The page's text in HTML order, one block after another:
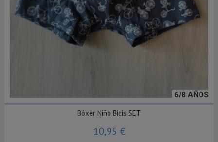
6/8 AÑOS
Bóxer Niño Bicis SET
10,95 €